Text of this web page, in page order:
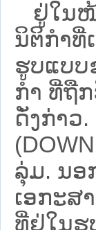
ຢູ່ໃນໜ້
ນິຕິກໍາທີ່
ຮູບແບບ
ກໍາ ທີ່ຖື
ດັ່ງກ່າວ
ລຸ່ມ. ນອ
ເອກະສ
ທີ່ຢູ່ໃນຮູ